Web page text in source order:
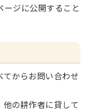
ジに公開すること
からお問い合わせ
の耕作者に貸して